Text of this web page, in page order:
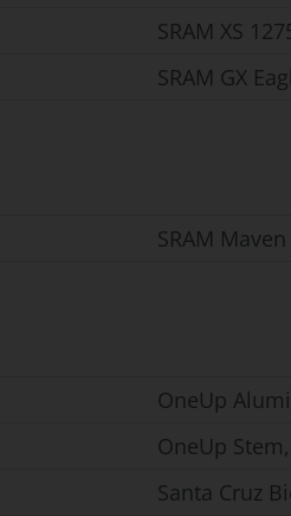
SRAM XS
SRAM GX
SRAM
OneUp
OneUp
Santa Cruz